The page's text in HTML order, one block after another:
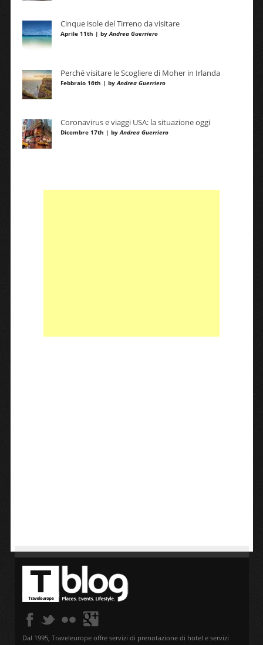
Cinque isole del Tirreno da visitare
Aprile 11th | byAndrea Guerriero
Perché visitare le Scogliere di Moher in Irlanda
Febbraio 16th | byAndrea Guerriero
Coronavirus e viaggi USA: la situazione oggi
Dicembre 17th | byAndrea Guerriero
Dal 1995, Traveleurope offre servizi di prenotazione di hotel e servizi